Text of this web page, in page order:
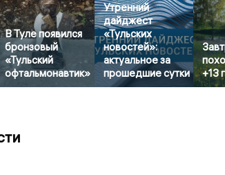
В Туле появился
бронзовый
«Тульский
офтальмонавтик»
Утренний
дайджест
«Тульских
новостей»:
актуальное за
прошедшие сутки
+13